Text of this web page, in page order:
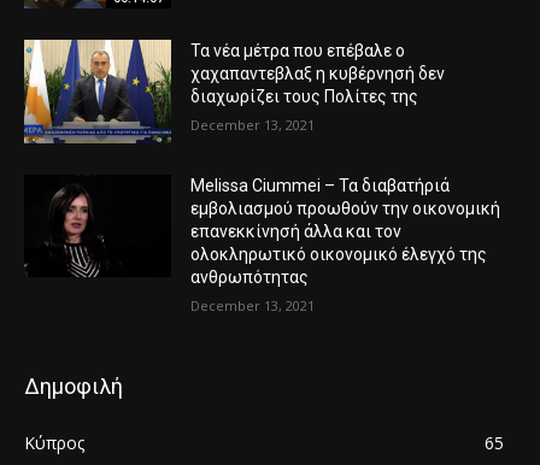
Τα νέα μέτρα που επέβαλε ο
χαχαπαντεβλαξ η κυβέρνησή δεν
διαχωρίζει τους Πολίτες της
December 13, 2021
Melissa Ciummei – Τα διαβατήριά
εμβολιασμού προωθούν την οικονομική
επανεκκίνησή άλλα και τον
ολοκληρωτικό οικονομικό έλεγχό της
ανθρωπότητας
December 13, 2021
Δημοφιλή
Κύπρος
65